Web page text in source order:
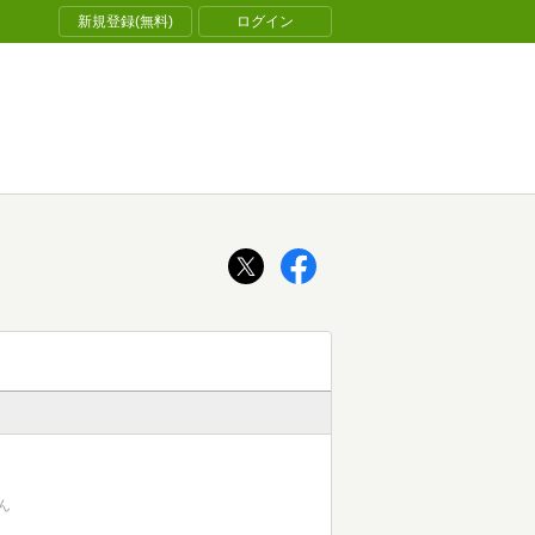
新規登録(無料) ログイン